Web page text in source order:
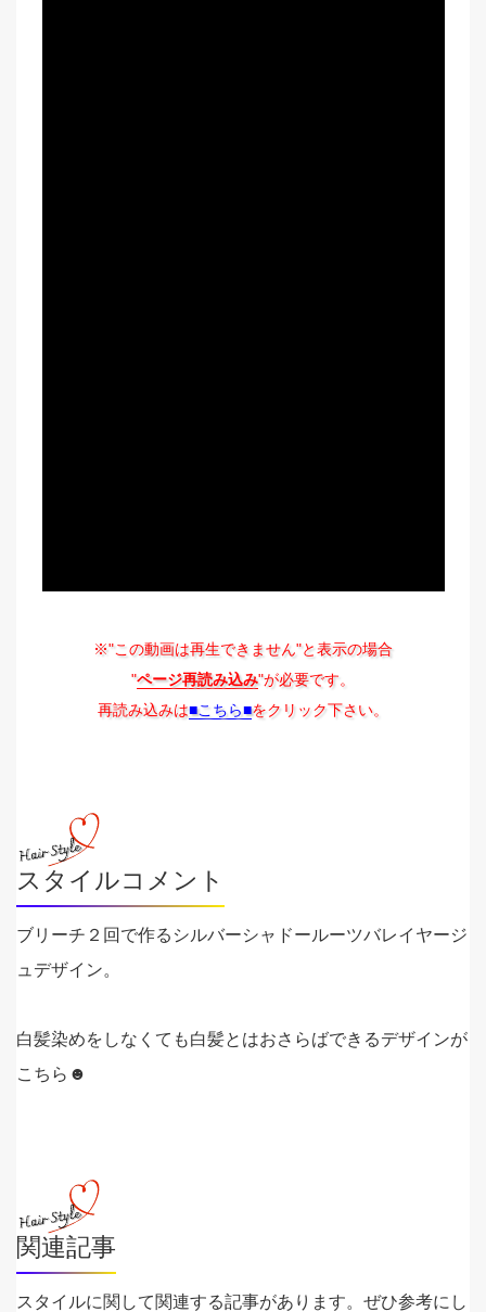
※"この動画は再生できません"と表示の場合
"ページ再読み込み"が必要です。
再読み込みは■こちら■をクリック下さい。
スタイルコメント
ブリーチ２回で作るシルバーシャドールーツバレイヤージ
ュデザイン。
白髪染めをしなくても白髪とはおさらばできるデザインが
こちら☻
関連記事
スタイルに関して関連する記事があります。ぜひ参考にし